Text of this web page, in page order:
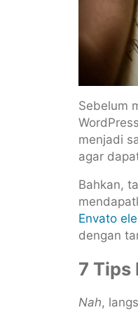
Sebelum
menjadi
agar
Bahkan,
Envato
dengan
7 Tips
Nah,